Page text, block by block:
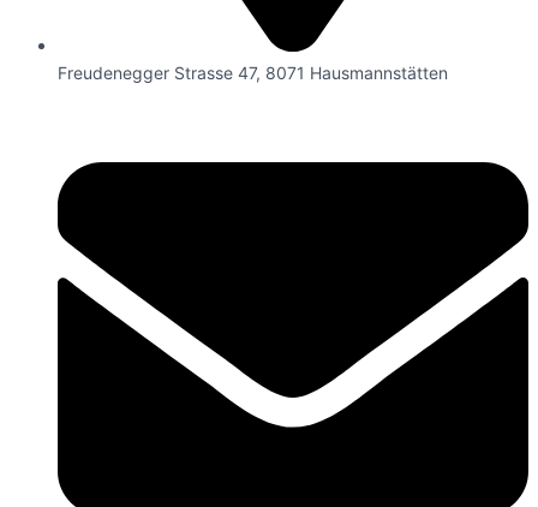
Freudenegger Strasse 47, 8071 Hausmannstätten